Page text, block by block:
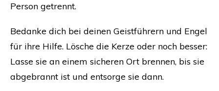
Person getrennt.
Bedanke dich bei deinen Geistführern und Engel
für ihre Hilfe. Lösche die Kerze oder noch besser:
Lasse sie an einem sicheren Ort brennen, bis sie
abgebrannt ist und entsorge sie dann.